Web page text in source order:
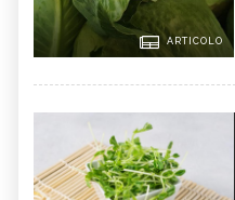
ARTICOLO